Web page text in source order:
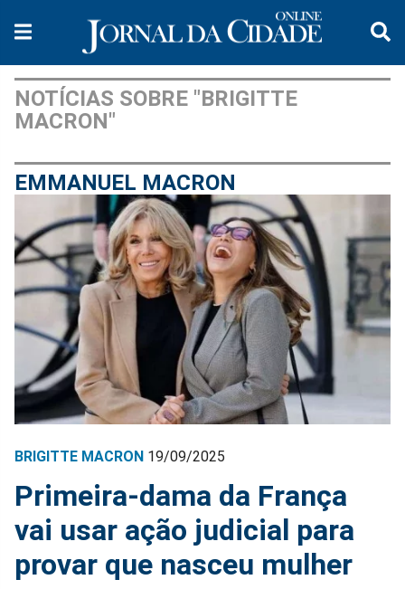
NOTÍCIAS SOBRE "BRIGITTE
MACRON"
EMMANUEL MACRON
BRIGITTE MACRON 19/09/2025
Primeira-dama da França
vai usar ação judicial para
provar que nasceu mulher